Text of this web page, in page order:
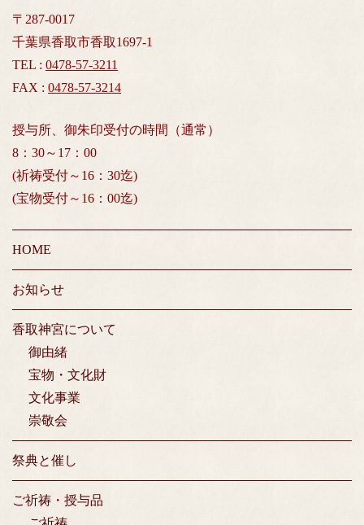
〒287-0017
千葉県香取市香取1697-1
TEL : 0478-57-3211
FAX : 0478-57-3214
授与所、御朱印受付の時間（通常）
8：30～17：00
(祈祷受付～16：30迄)
(宝物受付～16：00迄)
HOME
お知らせ
香取神宮について
御由緒
宝物・文化財
文化事業
崇敬会
祭典と催し
ご祈祷・授与品